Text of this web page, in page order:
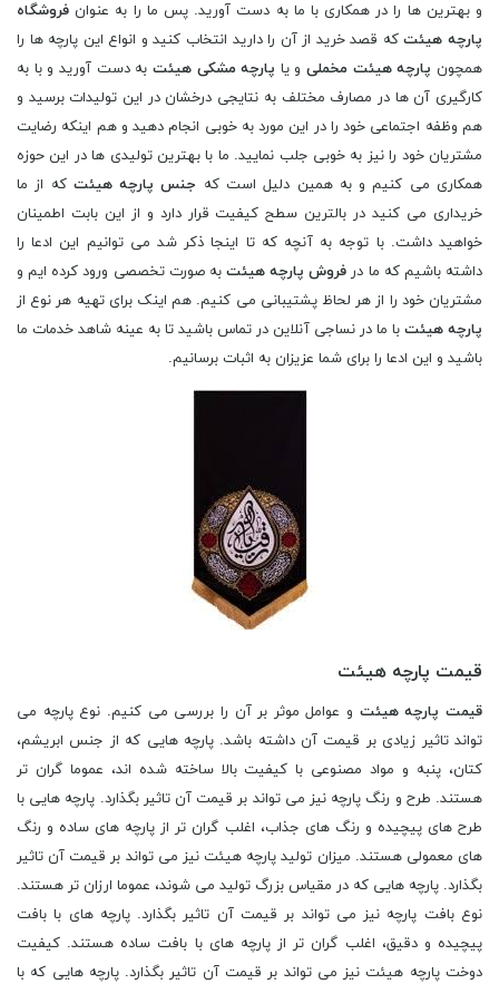
و بهترین ها را در همکاری با ما به دست آورید. پس ما را به عنوان فروشگاه
پارچه هیئتکه قصد خرید از آن را دارید انتخاب کنید و انواع این پارچه ها را
همچون پارچه هیئت مخملیو یا پارچه مشکی هیئت به دست آورید و با به
کارگیری آن ها در مصارف مختلف به نتایجی درخشان در این تولیدات برسید و
هم وظفه اجتماعی خود را در این مورد به خوبی انجام دهید و هم اینکه رضایت
مشتریان خود را نیز به خوبی جلب نمایید. ما با بهترین تولیدی ها در این حوزه
همکاری می کنیم و به همین دلیل است که جنس پارچه هیئت که از ما
خریداری می کنید در بالترین سطح کیفیت قرار دارد و از این بابت اطمینان
خواهید داشت. با توجه به آنچه که تا اینجا ذکر شد می توانیم این ادعا را
داشته باشیم که ما در فروش پارچه هیئتبه صورت تخصصی ورود کرده ایم و
مشتریان خود را از هر لحاظ پشتیبانی می کنیم. هم اینک برای تهیه هر نوع از
پارچه هیئت با ما در نساجی آنلاین در تماس باشید تا به عینه شاهد خدمات ما
باشید و این ادعا را برای شما عزیزان به اثبات برسانیم.
قیمت پارچه هیئت
قیمت پارچه هیئت و عوامل موثر بر آن را بررسی می کنیم. نوع پارچه می
تواند تاثیر زیادی بر قیمت آن داشته باشد. پارچه هایی که از جنس ابریشم،
کتان، پنبه و مواد مصنوعی با کیفیت بالا ساخته شده اند، عموما گران تر
هستند. طرح و رنگ پارچه نیز می تواند بر قیمت آن تاثیر بگذارد. پارچه هایی با
طرح های پیچیده و رنگ های جذاب، اغلب گران تر از پارچه های ساده و رنگ
های معمولی هستند. میزان تولید پارچه هیئت نیز می تواند بر قیمت آن تاثیر
بگذارد. پارچه هایی که در مقیاس بزرگ تولید می شوند، عموما ارزان تر هستند.
نوع بافت پارچه نیز می تواند بر قیمت آن تاثیر بگذارد. پارچه های با بافت
پیچیده و دقیق، اغلب گران تر از پارچه های با بافت ساده هستند. کیفیت
دوخت پارچه هیئت نیز می تواند بر قیمت آن تاثیر بگذارد. پارچه هایی که با